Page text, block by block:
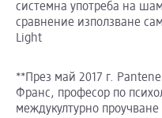
системна употреба на
сравнение използване
Light
**През май 2017 г.
Франс, професор по
междукултурно